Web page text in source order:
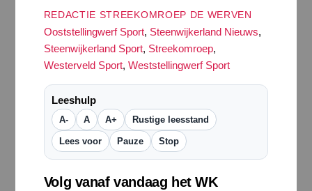
REDACTIE STREEKOMROEP DE WERVEN
Ooststellingwerf Sport, Steenwijkerland Nieuws,
Steenwijkerland Sport, Streekomroep,
Westerveld Sport, Weststellingwerf Sport
Leeshulp
A- A A+ Rustige leesstand
Lees voor Pauze Stop
Volg vanaf vandaag het WK